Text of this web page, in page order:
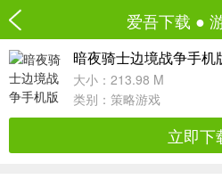
爱吾下载 ●
暗夜骑士边境战争手机
大小：213.98 M
类别： 策略游戏
立即下